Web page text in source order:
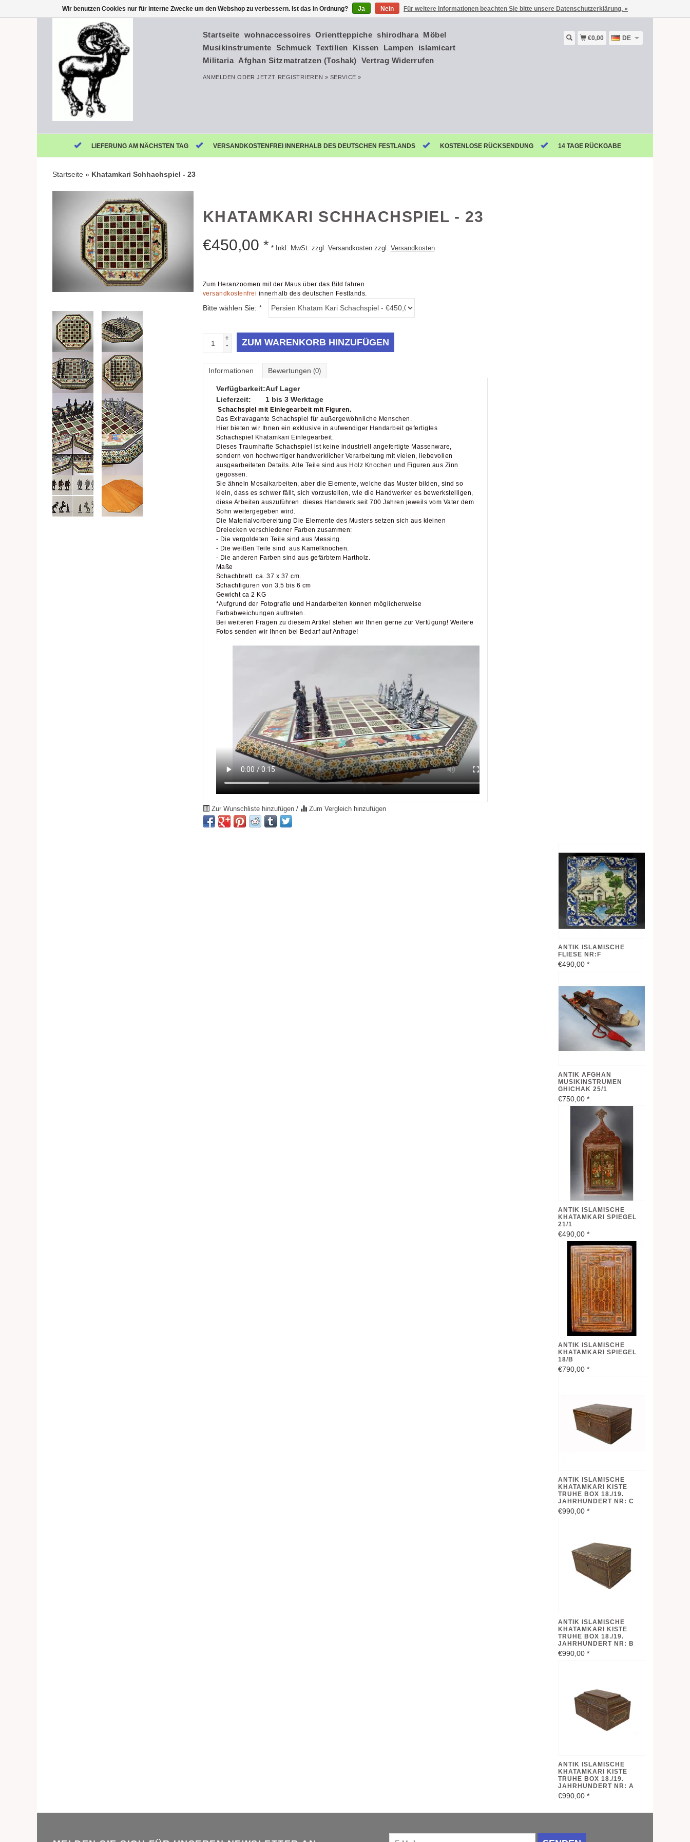
Startseite wohnaccessoires Orientteppiche shirodhara Möbel
Musikinstrumente Schmuck Textilien Kissen Lampen
islamicart
Militaria Afghan Sitzmatratzen (Toshak) Vertrag Widerrufen
ANMELDEN ODERJETZT REGISTRIEREN » SERVICE »
€0,00 DE
LIEFERUNG AM NÄCHSTEN TAG VERSANDKOSTENFREI INNERHALB DES DEUTSCHEN FESTLANDS KOSTENLOSE RÜCKSENDUNG 14 TAGE RÜCKGABE
Startseite » Khatamkari Schhachspiel - 23
KHATAMKARI SCHHACHSPIEL - 23
€450,00 * * Inkl. MwSt. zzgl. Versandkosten zzgl. Versandkosten
Zum Heranzoomen mit der Maus über das Bild fahren
versandkostenfrei innerhalb des deutschen Festlands.
Bitte wählen Sie: *
+
-
ZUM WARENKORB HINZUFÜGEN
Informationen Bewertungen (0)
Verfügbarkeit:Auf Lager
Lieferzeit:
1 bis 3 Werktage
Schachspiel mit Einlegearbeit mit Figuren.
Das Extravagante Schachspiel für außergewöhnliche Menschen.
Hier bieten wir Ihnen ein exklusive in aufwendiger Handarbeit gefertigtes
Schachspiel Khatamkari Einlegearbeit.
Dieses Traumhafte Schachspiel ist keine industriell angefertigte Massenware,
sondern von hochwertiger handwerklicher Verarbeitung mit vielen, liebevollen
ausgearbeiteten Details. Alle Teile sind aus Holz Knochen und Figuren aus Zinn
gegossen.
Sie ähneln Mosaikarbeiten, aber die Elemente, welche das Muster bilden, sind so
klein, dass es schwer fällt, sich vorzustellen, wie die Handwerker es bewerkstelligen,
diese Arbeiten auszuführen. dieses Handwerk seit 700 Jahren jeweils vom Vater dem
Sohn weitergegeben wird.
Die Materialvorbereitung Die Elemente des Musters setzen sich aus kleinen
Dreiecken verschiedener Farben zusammen:
- Die vergoldeten Teile sind aus Messing.
- Die weißen Teile sind aus Kamelknochen.
- Die anderen Farben sind aus gefärbtem Hartholz.
Maße
Schachbrett ca. 37 x 37 cm.
Schachfiguren von 3,5 bis 6 cm
Gewicht ca 2 KG
*Aufgrund der Fotografie und Handarbeiten können möglicherweise
Farbabweichungen auftreten.
Bei weiteren Fragen zu diesem Artikel stehen wir Ihnen gerne zur Verfügung! Weitere
Fotos senden wir Ihnen bei Bedarf auf Anfrage!
Zur Wunschliste hinzufügen / Zum Vergleich hinzufügen
ANTIK ISLAMISCHE
FLIESE NR:F
€490,00 *
ANTIK AFGHAN
MUSIKINSTRUMEN
GHICHAK 25/1
€750,00 *
ANTIK ISLAMISCHE
KHATAMKARI SPIEGEL
21/1
€490,00 *
ANTIK ISLAMISCHE
KHATAMKARI SPIEGEL
18/B
€790,00 *
ANTIK ISLAMISCHE
KHATAMKARI KISTE
TRUHE BOX 18./19.
JAHRHUNDERT NR: C
€990,00 *
ANTIK ISLAMISCHE
KHATAMKARI KISTE
TRUHE BOX 18./19.
JAHRHUNDERT NR: B
€990,00 *
ANTIK ISLAMISCHE
KHATAMKARI KISTE
TRUHE BOX 18./19.
JAHRHUNDERT NR: A
€990,00 *
Wir benutzen Cookies nur für interne Zwecke um den Webshop zu verbessern. Ist das in Ordnung? Ja Nein Für weitere Informationen beachten Sie bitte unsere Datenschutzerklärung. »